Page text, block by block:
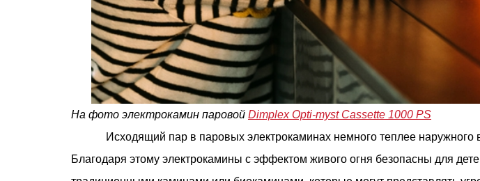
На фото электрокамин паровой Dimplex Opti-myst Cassette 1000 PS
Исходящий пар в паровых электрокаминах немного теплее наружного
Благодаря этому электрокамины с эффектом живого огня безопасны для